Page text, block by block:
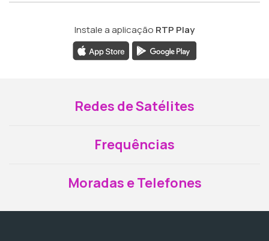
Instale a aplicação RTP Play
Redes de Satélites
Frequências
Moradas e Telefones